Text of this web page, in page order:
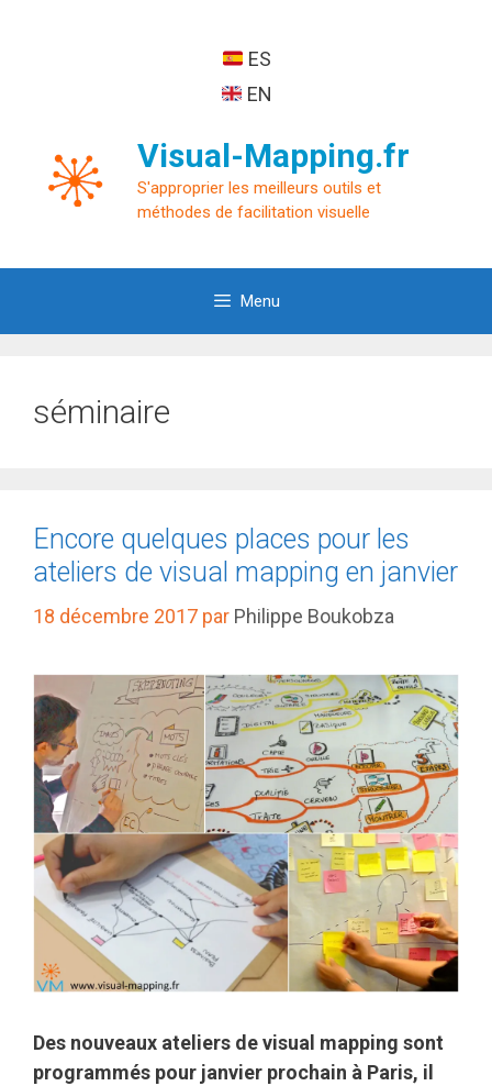
ES
EN
Visual-Mapping.fr
S'approprier les meilleurs outils et
méthodes de facilitation visuelle
Menu
séminaire
Encore quelques places pour les
ateliers de visual mapping en janvier
18 décembre 2017 par Philippe Boukobza
Des nouveaux ateliers de visual mapping sont
programmés pour janvier prochain à Paris, il